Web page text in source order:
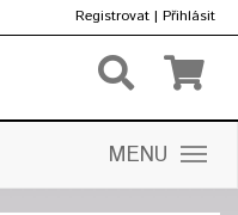
Registrovat | Přihlásit
MENU